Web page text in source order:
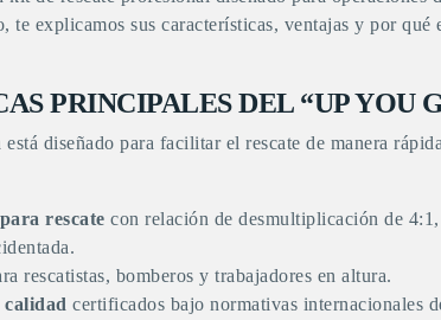
te explicamos sus características, ventajas y por qué
PRINCIPALES DEL “UP YOU
diseñado para facilitar el rescate de manera
rescate con relación de desmultiplicación de
rescatistas, bomberos y trabajadores en altura.
calidad certificados bajo normativas internacionales